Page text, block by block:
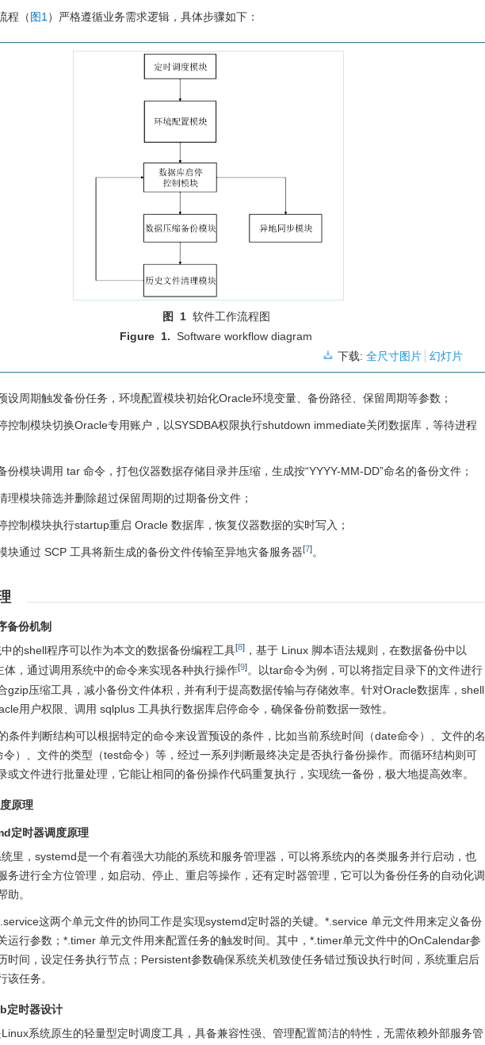
程（图1 ）严格遵循业务需求逻辑，具体步骤如下：
图 1 软件工作流程图
Figure 1. Software workflow diagram
下载:全尺寸图片 幻灯片
设周期触发备份任务，环境配置模块初始化Oracle环境变量、备份路径、保留周期等参数；
控制模块切换Oracle专用账户，以SYSDBA权限执行shutdown immediate关闭数据库，等待进程
份模块调用 tar 命令，打包仪器数据存储目录并压缩，生成按“YYYY-MM-DD”命名的备份文件；
理模块筛选并删除超过保留周期的过期备份文件；
控制模块执行startup重启 Oracle 数据库，恢复仪器数据的实时写入；
块通过 SCP 工具将新生成的备份文件传输至异地灾备服务器[7]。
份机制
的shell程序可以作为本文的数据备份编程工具[8] ，基于 Linux 脚本语法规则，在数据备份中以
体，通过调用系统中的命令来实现各种执行操作[9]。以tar命令为例，可以将指定目录下的文件进行
gzip压缩工具，减小备份文件体积，并有利于提高数据传输与存储效率。针对Oracle数据库，shell
用户权限、调用 sqlplus 工具执行数据库启停命令，确保备份前数据一致性。
条件判断结构可以根据特定的命令来设置预设的条件，比如当前系统时间（date命令）、文件的名
令）、文件的类型（test命令）等，经过一系列判断最终决定是否执行备份操作。而循环结构则可
或文件进行批量处理，它能让相同的备份操作代码重复执行，实现统一备份，极大地提高效率。
原理
定时器调度原理
里，systemd是一个有着强大功能的系统和服务管理器，可以将系统内的各类服务并行启动，也
务进行全方位管理，如启动、停止、重启等操作，还有定时器管理，它可以为备份任务的自动化调
助。
这两个单元文件的协同工作是实现systemd定时器的关键。*.service 单元文件用来定义备份
运行参数；*.timer 单元文件用来配置任务的触发时间。其中，*.timer单元文件中的OnCalendar参
时间，设定任务执行节点；Persistent参数确保系统关机致使任务错过预设执行时间，系统重启后
该任务。
时器设计
系统原生的轻量型定时调度工具，具备兼容性强、管理配置简洁的特性，无需依赖外部服务管